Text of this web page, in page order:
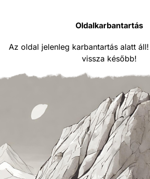
Oldalkarbantartás
Az oldal jelenleg karbantartás alatt
vissza később!